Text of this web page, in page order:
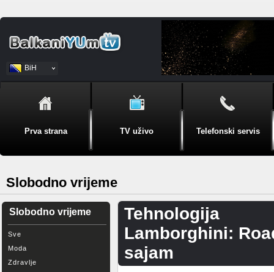
BiH
Srpski
Prva strana TV uživo Telefonski servis
Slobodno vrijeme
Slobodno vrijeme
Sve
Moda
Zdravlje
Tehnologija
Lamborghini:
sajam